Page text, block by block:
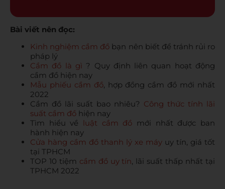
Bài viết nên đọc:
Kinh nghiệm cầm đồ bạn nên biết để tránh rủi ro
pháp lý
Cầm đồ là gì ? Quy định liên quan hoạt động
cầm đồ hiện nay
Mẫu phiếu cầm đồ, hợp đồng cầm đồ mới nhất
2022
Cầm đồ lãi suất bao nhiêu? Công thức tính lãi
suất cầm đồ hiện nay
Tìm hiểu về
luật cầm đồ mới nhất được ban
hành hiện nay
Cửa hàng cầm đồ thanh lý xe máy uy tín, giá tốt
tại TPHCM
TOP 10 tiệm cầm đồ uy tín , lãi suất thấp nhất tại
TPHCM 2022